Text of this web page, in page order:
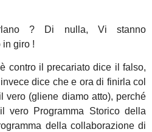
? Di nulla, Vi stanno
in giro !
contro il precariato dice il falso,
dice che e ora di finirla col
vero (gliene diamo atto), perché
vero Programma Storico della
della collaborazione di